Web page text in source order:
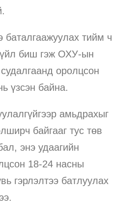
баталгаажуулах тийм ч
биш гэж ОХУ-ын
оролцсон
үзсэн байна.
амьдрахыг
байгааг тус төв
энэ удаагийн
18-24 насны
гэрлэлтээ батлуулах